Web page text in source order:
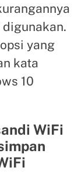
yang
kata
10
WiFi